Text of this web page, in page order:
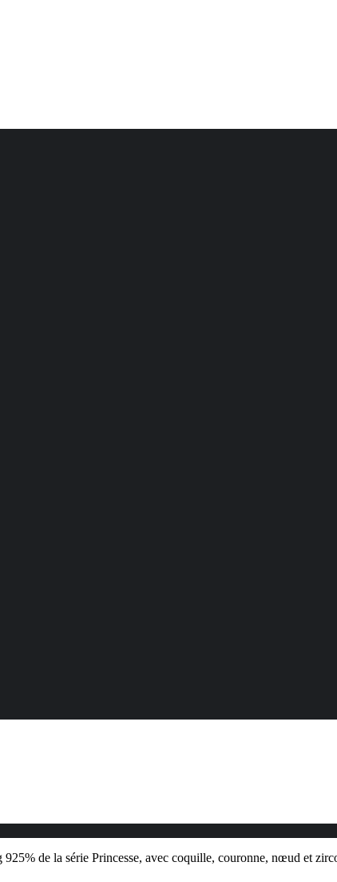
de la série Princesse, avec coquille, couronne, nœud et